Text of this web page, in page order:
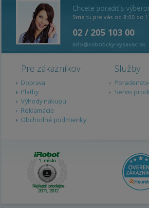
Chcete poradiť s
Sme tu pre vás od 8:00 do
02 / 205 103 00
info@roboticky-vysavac.sk
Pre zákazníkov
Doprava
Platby
Výhody nákupu
Reklamácie
Obchodné podmienky
Služby
Servis